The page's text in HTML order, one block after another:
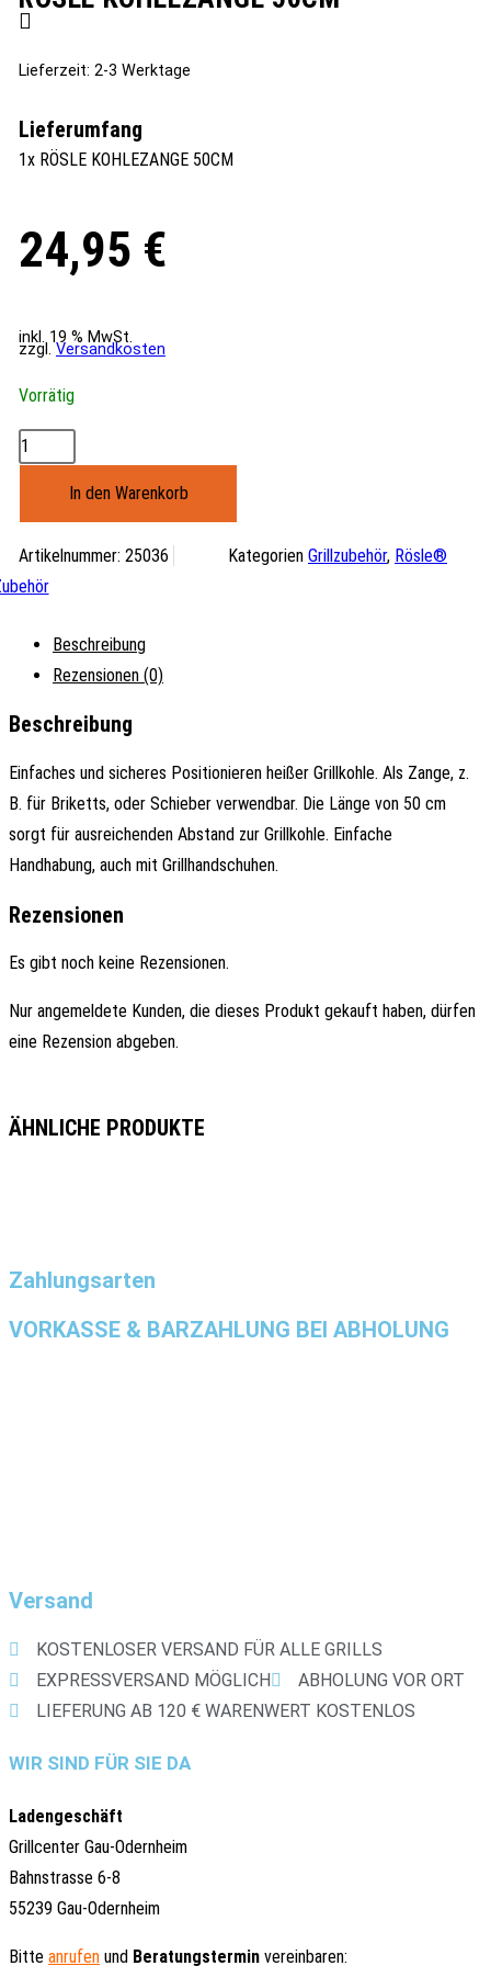
Lieferzeit: 2-3 Werktage
Lieferumfang
1x RÖSLE KOHLEZANGE 50CM
24,95 €
inkl. 19 % MwSt.
zzgl. Versandkosten
Vorrätig
RÖSLE
In den Warenkorb
Artikelnummer: 25036 Kategorien Grillzubehör, Rösle®
Beschreibung
Rezensionen (0)
Beschreibung
Einfaches und sicheres Positionieren heißer Grillkohle. Als Zange, z.
B. für Briketts, oder Schieber verwendbar. Die Länge von 50 cm
sorgt für ausreichenden Abstand zur Grillkohle. Einfache
Handhabung, auch mit Grillhandschuhen.
Rezensionen
Es gibt noch keine Rezensionen.
Nur angemeldete Kunden, die dieses Produkt gekauft haben, dürfen
eine Rezension abgeben.
ÄHNLICHE PRODUKTE
Zahlungsarten
VORKASSE & BARZAHLUNG BEI ABHOLUNG
Versand
KOSTENLOSER VERSAND FÜR ALLE GRILLS
EXPRESSVERSAND MÖGLICH
ABHOLUNG VOR ORT
LIEFERUNG AB 120 € WARENWERT KOSTENLOS
WIR SIND FÜR SIE DA
Ladengeschäft
Grillcenter Gau-Odernheim
Bahnstrasse 6-8
55239 Gau-Odernheim
Bitte anrufen und Beratungstermin vereinbaren: